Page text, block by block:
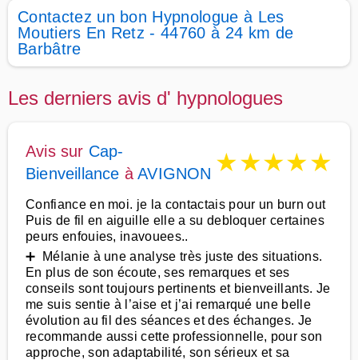
Contactez un bon Hypnologue à Les
Moutiers En Retz - 44760 à 24 km de
Barbâtre
Les derniers avis d' hypnologues
Avis sur Cap-
Bienveillance àAVIGNON ★★★★★
Confiance en moi. je la contactais pour un burn out
Puis de fil en aiguille elle a su debloquer certaines
peurs enfouies, inavouees..
➕ Mélanie à une analyse très juste des situations.
En plus de son écoute, ses remarques et ses
conseils sont toujours pertinents et bienveillants. Je
me suis sentie à l’aise et j’ai remarqué une belle
évolution au fil des séances et des échanges. Je
recommande aussi cette professionnelle, pour son
approche, son adaptabilité, son sérieux et sa